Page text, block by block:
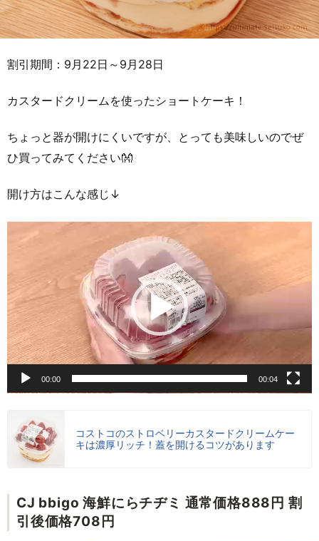
割引期間：9月22日～9月28日
カスタードクリームを使ったショートケーキ！
ちょっと器が開けにくいですが、とっても美味しいのでぜ
ひ買ってみてください👐
開け方はこんな感じ↓
プ
レ
ー
ヤ
ー
00:00 00:04
コストコのストロベリーカスタードクリームケー
キは濃厚リッチ！蓋を開けるコツがあります
CJ bbigo 海鮮にらチヂミ 通常価格888円 割
引後価格708円